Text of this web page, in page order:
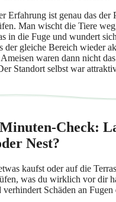
Erfahrung ist genau das der
Man wischt die Tiere
in die Fuge und wundert
der gleiche Bereich wieder
waren dann nicht
Standort selbst war
Check:
Nest?
kaufst oder auf die
was du wirklich vor dir
Schäden an Fugen